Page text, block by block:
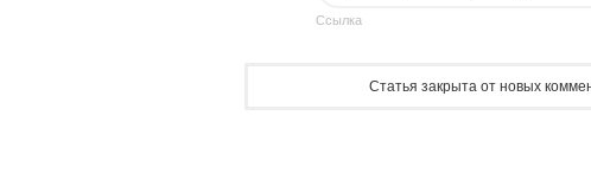
Ссылка
Статья закрыта от новых